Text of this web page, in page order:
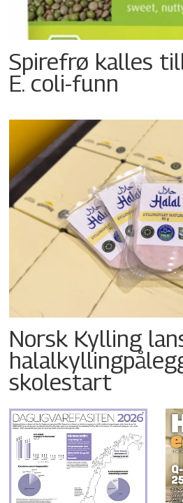
Spirefrø kalles
E. coli-funn
Norsk Kylling
skolestart